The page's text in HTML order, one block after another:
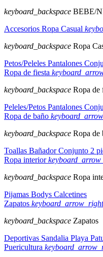
keyboard_backspace BEBE/
Accesorios Ropa Casual
keyboard_backspace Ropa
Petos/Peleles Pantalones
Ropa de fiesta
keyboard_backspace Ropa de
Peleles/Petos Pantalones
Ropa de baño
keyboard_backspace Ropa de
Toallas BañadorConjunto 2
Ropa interior
keyboard_backspace Ropa
Pijamas Bodys Calcetines
Zapatos keyboard_arrow_right
keyboard_backspace Zapatos
Deportivas Sandalia Playa
Puericultura